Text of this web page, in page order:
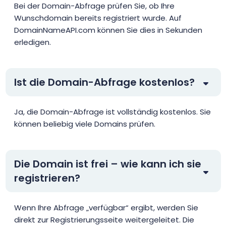
Bei der Domain-Abfrage prüfen Sie, ob Ihre
Wunschdomain bereits registriert wurde. Auf
DomainNameAPI.com können Sie dies in Sekunden
erledigen.
Ist die Domain-Abfrage kostenlos?
Ja, die Domain-Abfrage ist vollständig kostenlos. Sie
können beliebig viele Domains prüfen.
Die Domain ist frei – wie kann ich sie
registrieren?
Wenn Ihre Abfrage „verfügbar“ ergibt, werden Sie
direkt zur Registrierungsseite weitergeleitet. Die